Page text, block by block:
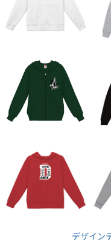
CROSS & STITCH
クロス＆スティッチ
デザイン